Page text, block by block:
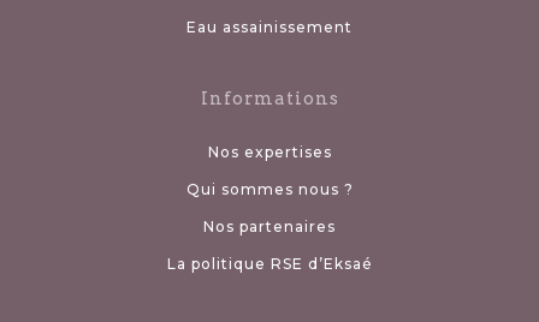
Eau assainissement
Informations
Nos expertises
Qui sommes nous ?
Nos partenaires
La politique RSE d’Eksaé